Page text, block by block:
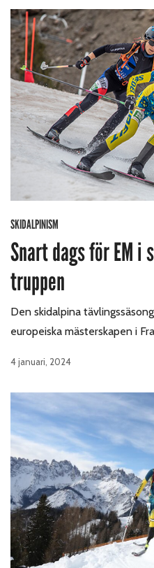
SKIDALPINISM
Snart dags för EM
truppen
Den skidalpina
europeiska mästerskapen i
4 januari, 2024